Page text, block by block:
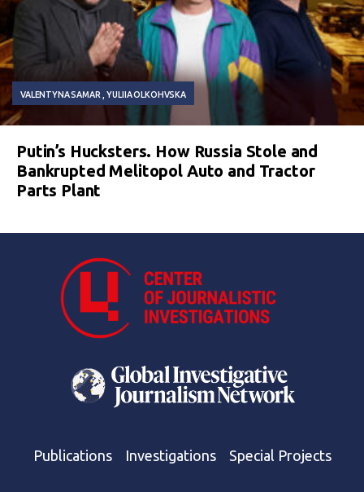
VALENTYNA SAMAR YULIIA OLKOHVSKA
Putin’s Hucksters. How Russia Stole and
Bankrupted Melitopol Auto and Tractor
Parts Plant
Publications Investigations Special Projects